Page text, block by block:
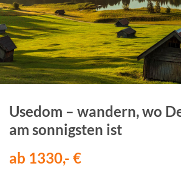
Usedom – wandern, wo
am sonnigsten ist
ab 1330,- €